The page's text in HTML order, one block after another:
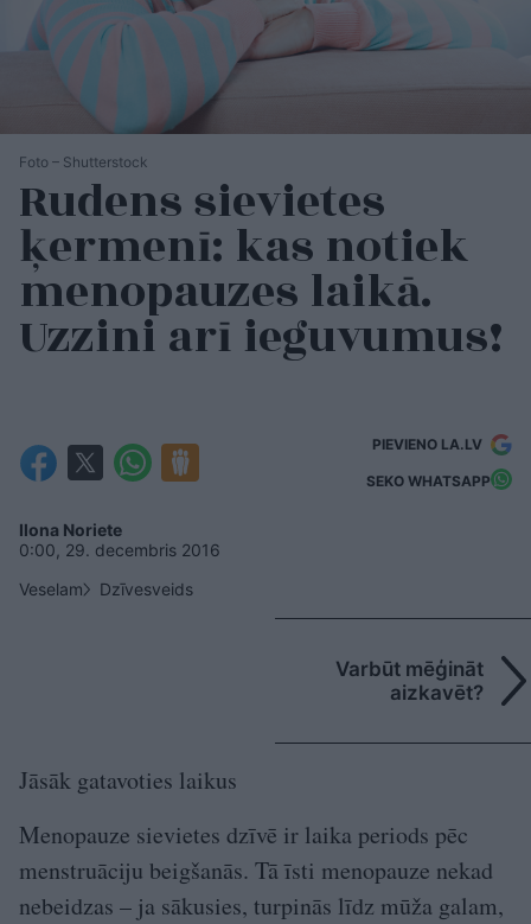
Foto – Shutterstock
Rudens sievietes
ķermenī: kas notiek
menopauzes laikā.
Uzzini arī ieguvumus!
PIEVIENO LA.LV
SEKO WHATSAPP
Ilona Noriete
0:00, 29. decembris 2016
Veselam
Dzīvesveids
Varbūt mēģināt
aizkavēt?
Jāsāk gatavoties laikus
Menopauze sievietes dzīvē ir laika periods pēc
menstruāciju beigšanās. Tā īsti menopauze nekad
nebeidzas – ja sākusies, turpinās līdz mūža galam,